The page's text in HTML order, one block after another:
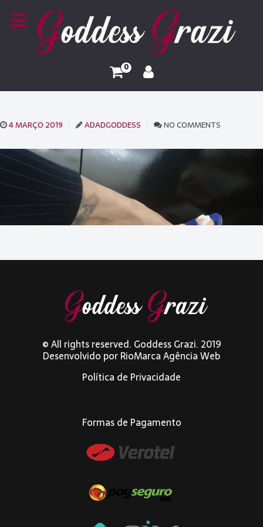
0
4 MARÇO 2019 ADADGODDESS NO COMMENTS
© All rights reserved. Goddess Grazi. 2019
Desenvolvido porRioMarca Agência Web
Política de Privacidade
Formas de Pagamento